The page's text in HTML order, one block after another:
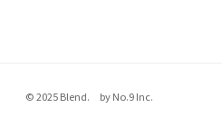
© 2025 Blend. by No.9 Inc.